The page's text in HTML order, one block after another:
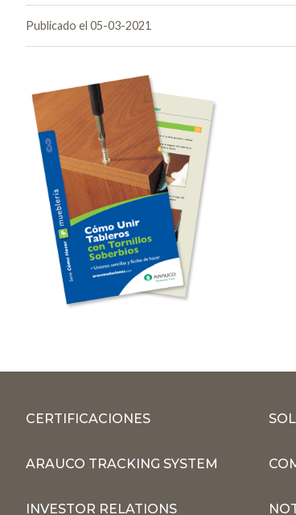
Publicado el 05-03-2021
CERTIFICACIONES
ARAUCO TRACKING SYSTEM
INVESTOR RELATIONS